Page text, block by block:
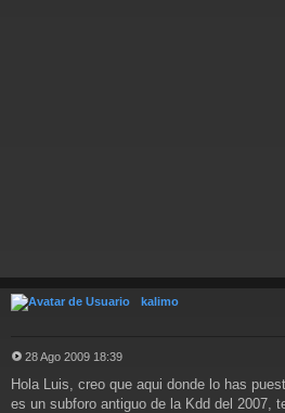
kalimo
e
n
28 Ago 2009 18:39
Hola Luis, creo que aqui donde lo has
es un subforo antiguo de la Kdd del 2007,